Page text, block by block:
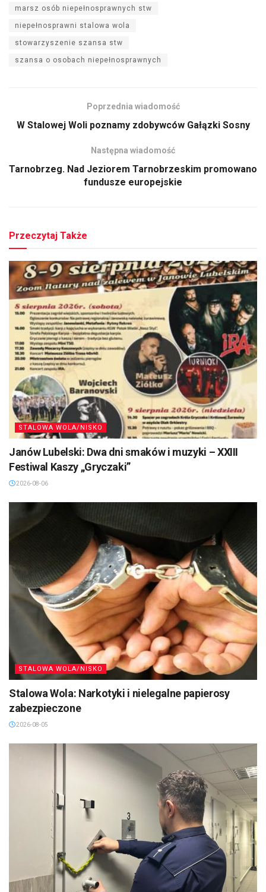
marsz osób niepełnosprawnych stw
niepełnosprawni stalowa wola
stowarzyszenie szansa stw
szansa o osobach niepełnosprawnych
Poprzednia wiadomość
W Stalowej Woli poznamy zdobywców Gałązki Sosny
Następna wiadomość
Tarnobrzeg. Nad Jeziorem Tarnobrzeskim promowano
fundusze europejskie
Przeczytaj Także
STALOWA WOLA/NISKO
Janów Lubelski: Dwa dni smaków i muzyki – XXIII
Festiwal Kaszy „Gryczaki”
2026-08-06
STALOWA WOLA/NISKO
Stalowa Wola: Narkotyki i nielegalne papierosy
zabezpieczone
2026-08-05